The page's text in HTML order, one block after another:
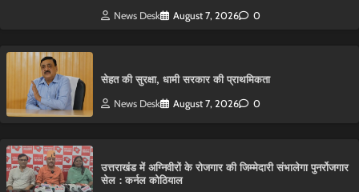
News Desk August 7, 2026 0
सेहत की सुरक्षा, धामी सरकार की प्राथमिकता
News Desk August 7, 2026 0
उत्तराखंड में अग्निवीरों के रोजगार की जिम्मेदारी संभालेगा पुनर्रोजगार
सेल : कर्नल कोठियाल